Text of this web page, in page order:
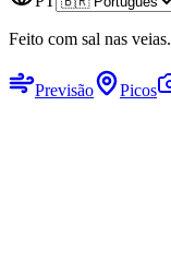
Feito com sal nas veias.
Previsão Picos